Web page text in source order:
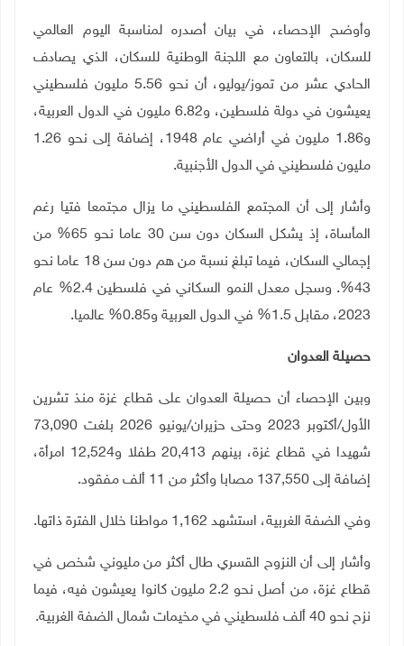
وأوضح الإحصاء، في بيان أصدره لمناسبة اليوم العالمي
للسكان، بالتعاون مع اللجنة الوطنية للسكان، الذي يصادف
الحادي عشر من تموز/يوليو، أن نحو 5.56 مليون فلسطيني
يعيشون في دولة فلسطين، و6.82 مليون في الدول العربية،
و1.86 مليون في أراضي عام 1948، إضافة إلى نحو 1.26
مليون فلسطيني في الدول الأجنبية.
وأشار إلى أن المجتمع الفلسطيني ما يزال مجتمعا فتيا رغم
المأساة، إذ يشكل السكان دون سن 30 عاما نحو 65% من
إجمالي السكان، فيما تبلغ نسبة من هم دون سن 18 عاما نحو
43%. وسجل معدل النمو السكاني في فلسطين 2.4% عام
2023، مقابل 1.5% في الدول العربية و0.85% عالميا
.
حصيلة العدوان
وبين الإحصاء أن حصيلة العدوان على قطاع غزة منذ تشرين
الأول/أكتوبر 2023 وحتى حزيران/يونيو 2026 بلغت 73,090
شهيدا في قطاع غزة، بينهم 20,413 طفلا و12,524 امرأة،
إضافة إلى 137,550 مصابا وأكثر من 11 ألف مفقود
.
وفي الضفة الغربية، استشهد 1,162 مواطنا خلال الفترة ذاتها .
وأشار إلى أن النزوح القسري طال أكثر من مليوني شخص في
قطاع غزة، من أصل نحو 2.2 مليون كانوا يعيشون فيه، فيما
نزح نحو 40 ألف فلسطيني في مخيمات شمال الضفة الغربية
.